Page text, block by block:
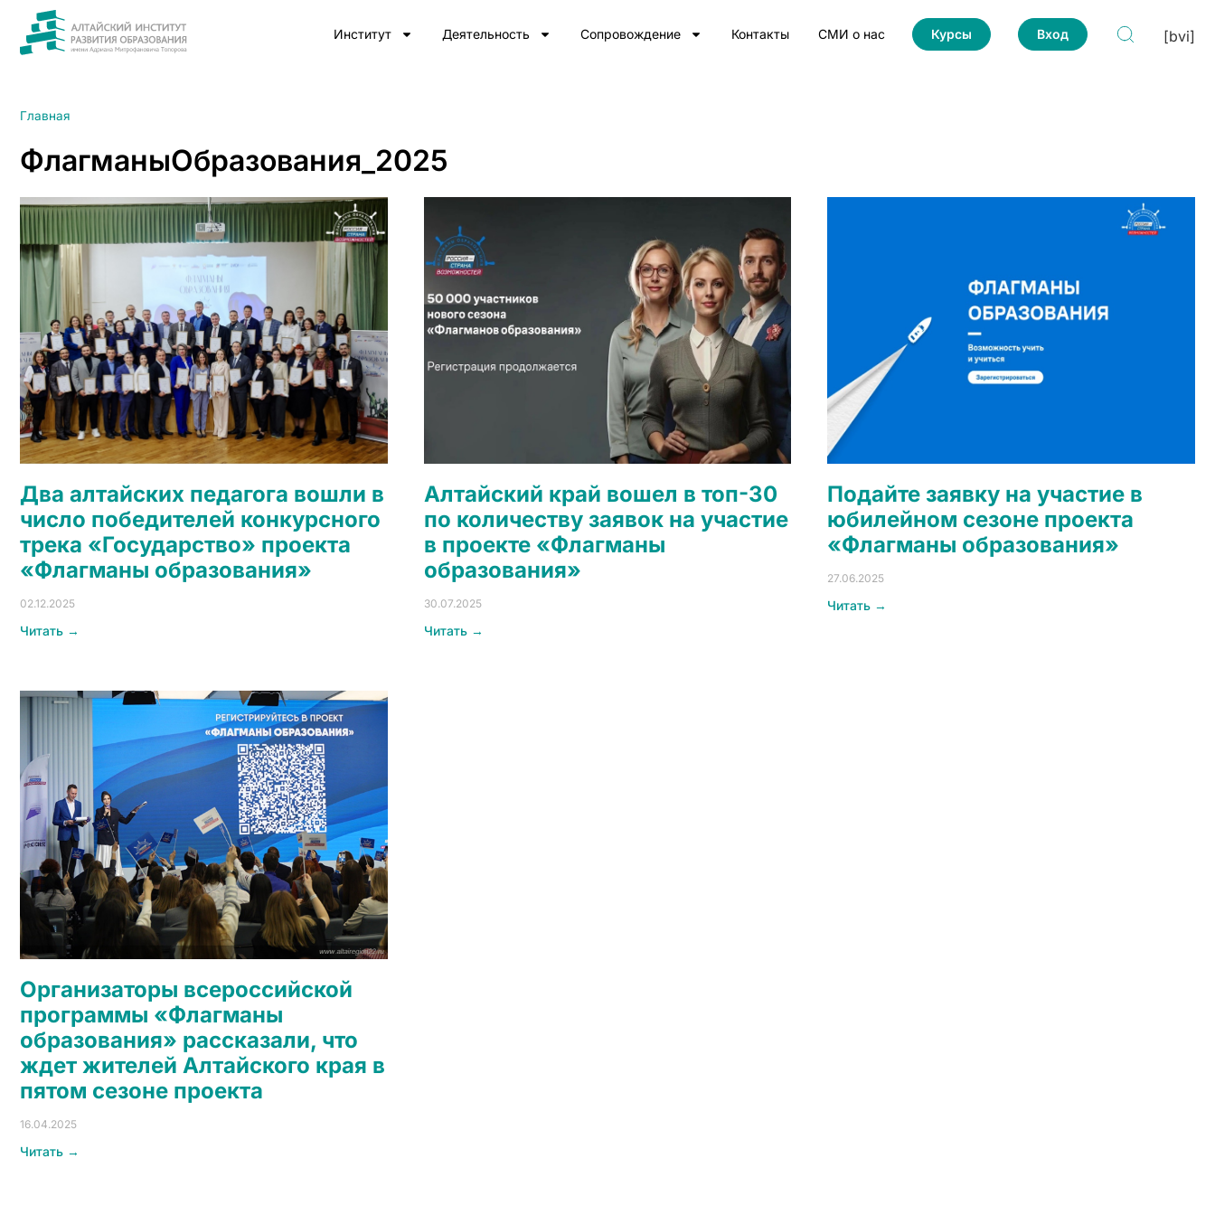
Институт Деятельность Сопровождение Контакты СМИ о нас Курсы Вход [bvi]
Главная
ФлагманыОбразования_2025
Два алтайских педагога вошли в
число победителей конкурсного
трека «Государство» проекта
«Флагманы образования»
02.12.2025
Читать →
Алтайский край вошел в топ-30
по количеству заявок на участие
в проекте «Флагманы
образования»
30.07.2025
Читать →
Подайте заявку на участие в
юбилейном сезоне проекта
«Флагманы образования»
27.06.2025
Читать →
Организаторы всероссийской
программы «Флагманы
образования» рассказали, что
ждет жителей Алтайского края в
пятом сезоне проекта
16.04.2025
Читать →